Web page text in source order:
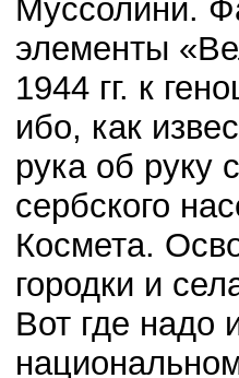
Муссолини.
элементы
1944 гг. к
ибо, как
рука об руку
сербского
Космета.
городки и
Вот где надо